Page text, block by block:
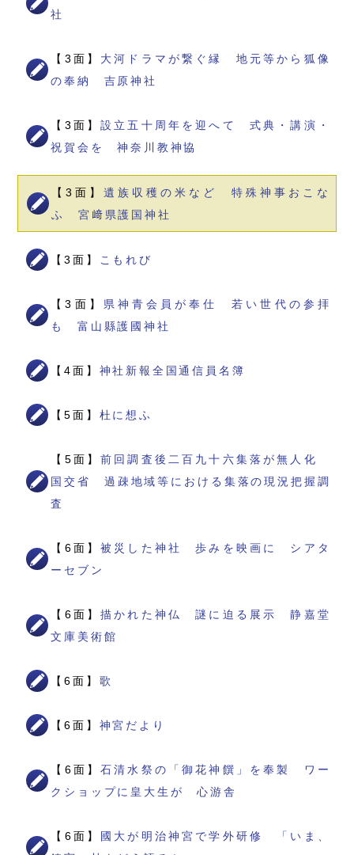
社
【3面】 大河ドラマが繋ぐ縁 地元等から狐像
の奉納 吉原神社
【3面】設立五十周年を迎へて 式典・講演・
祝賀会を 神奈川教神協
【3面】遺族収穫の米など 特殊神事おこな
ふ 宮﨑県護国神社
【3面】 こもれび
【3面】 県神青会員が奉仕 若い世代の参拝
も 富山縣護國神社
【4面】 神社新報全国通信員名簿
【5面】 杜に想ふ
【5面】前回調査後二百九十六集落が無人化
国交省 過疎地域等における集落の現況把握調
査
【6面】被災した神社 歩みを映画に シアタ
ーセブン
【6面】描かれた神仏 謎に迫る展示 静嘉堂
文庫美術館
【6面】 歌
【6面】 神宮だより
【6面】石清水祭の「御花神饌」を奉製 ワー
クショップに皇大生が 心游舎
【6面】
國大が明治神宮で学外研修 「いま、